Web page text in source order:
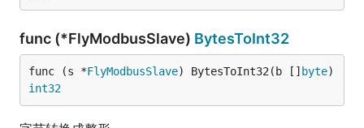
func (*FlyModbusSlave) BytesToInt32
func (s *FlyModbusSlave) BytesToInt32(b [] byte
int32